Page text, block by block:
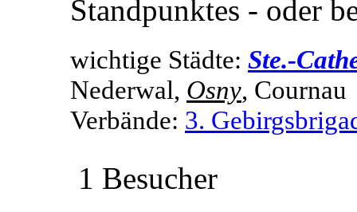
Standpunktes - oder
wichtige Städte: Ste.-
Nederwal, Osny, Cournau
Verbände: 3.
1 Besucher